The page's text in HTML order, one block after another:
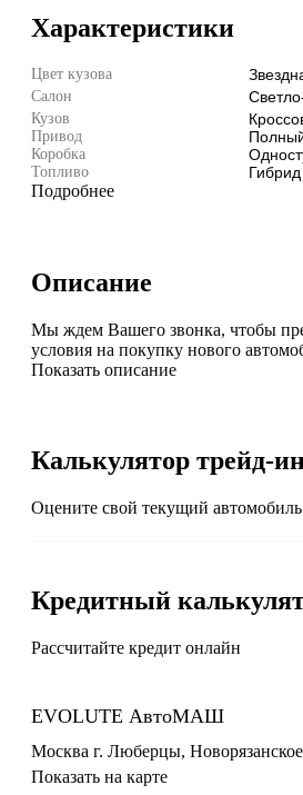
Характеристики
Цвет кузова
Салон
Кузов
Привод
Коробка
Топливо Гибрид
Подробнее
Описание
Мы ждем Вашего звонка, чтобы
условия на покупку нового
Показать описание
Калькулятор трейд-
Оцените свой текущий
Кредитный
Рассчитайте кредит онлайн
EVOLUTE АвтоМАШ
Москва г. Люберцы,
Показать на карте